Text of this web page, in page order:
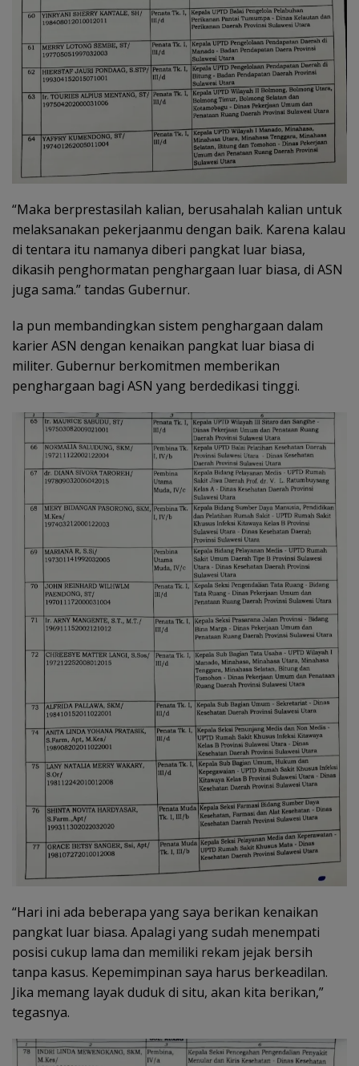
“Maka berprestasilah kalian, berusahalah kalian untuk
melaksanakan pekerjaanmu dengan baik. Karena kalau
di tentara itu namanya diberi pangkat luar biasa,
dikasih penghormatan penghargaan luar biasa, di ASN
juga sama.” tandas Gubernur.
Ia pun membandingkan sistem penghargaan dalam
karier ASN dengan kenaikan pangkat luar biasa di
militer. Gubernur berkomitmen memberikan
penghargaan bagi ASN yang berdedikasi tinggi.
“Hari ini ada beberapa yang saya berikan kenaikan
pangkat luar biasa. Apalagi yang sudah menempati
posisi cukup lama dan memiliki rekam jejak bersih
tanpa kasus. Kepemimpinan saya harus berkeadilan.
Jika memang layak duduk di situ, akan kita berikan,”
tegasnya.